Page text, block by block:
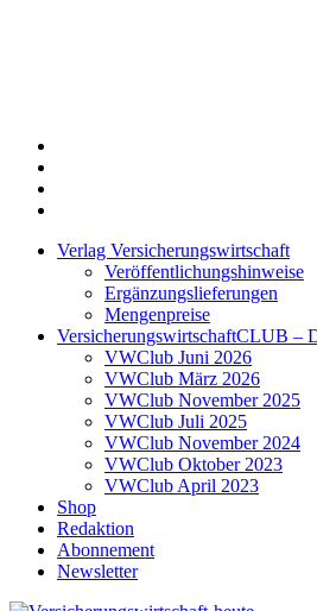
Verlag Versicherungswirtschaft
Veröffentlichungshinweise
Ergänzungslieferungen
Mengenpreise
VersicherungswirtschaftCLUB –
VWClub Juni 2026
VWClub März 2026
VWClub November 2025
VWClub Juli 2025
VWClub November 2024
VWClub Oktober 2023
VWClub April 2023
Shop
Redaktion
Abonnement
Newsletter